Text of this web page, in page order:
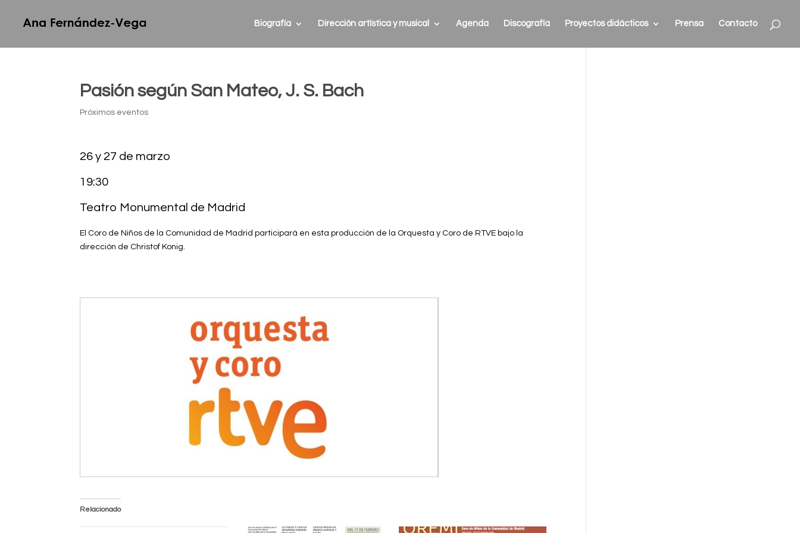
Biografía Dirección artística y musical Agenda Discografía Proyectos didácticos Prensa Contacto
Pasión según San Mateo, J. S. Bach
Próximos eventos
26 y 27 de marzo
19:30
Teatro Monumental de Madrid
El Coro de Niños de la Comunidad de Madrid participará en esta producción de la Orquesta y Coro de RTVE bajo la
dirección de Christof Konig.
Relacionado